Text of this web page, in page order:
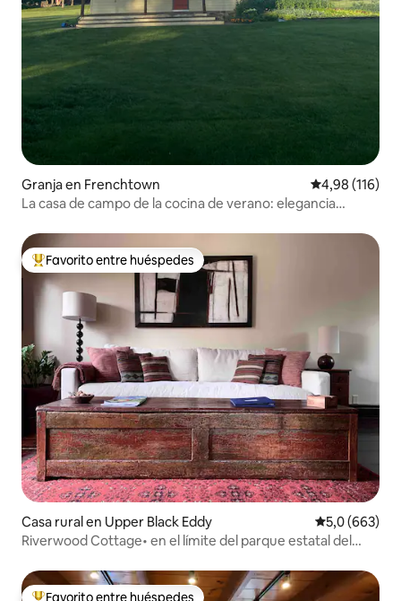
Granja en Frenchtown Calificación
4,98 (116)
La casa de campo de la cocina de verano: elegancia
Favorito entre los huéspedes más destacados
Favorito entre huéspedes
Casa rural en Upper Black Eddy Calificación
5,0 (663)
Riverwood Cottage• en el límite del parque estatal del
Favorito entre huéspedes